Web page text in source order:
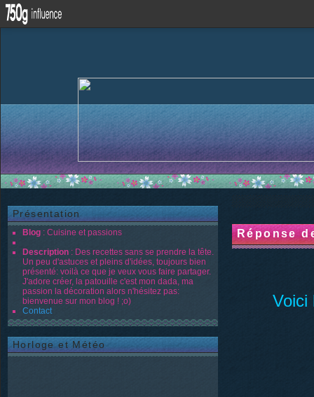
Présentation
Blog : Cuisine et passions
Description : Des recettes sans se prendre la tête.
Un peu d'astuces et pleins d'idées, toujours bien
présenté: voilà ce que je veux vous faire partager.
J'adore créer, la patouille c'est mon dada, ma
passion la décoration alors n'hésitez pas:
bienvenue sur mon blog ! ;o)
Contact
Horloge et Météo
Réponse
Voici